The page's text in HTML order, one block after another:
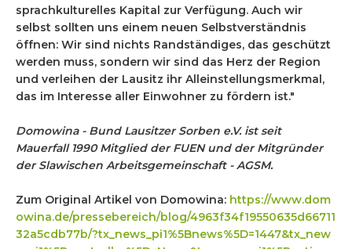
sprachkulturelles Kapital zur Verfügung. Auch wir
selbst sollten uns einem neuen Selbstverständnis
öffnen: Wir sind nichts Randständiges, das geschützt
werden muss, sondern wir sind das Herz der Region
und verleihen der Lausitz ihr Alleinstellungsmerkmal,
das im Interesse aller Einwohner zu fördern ist."
Domowina - Bund Lausitzer Sorben e.V. ist seit
Mauerfall 1990 Mitglied der FUEN und der Mitgründer
der Slawischen Arbeitsgemeinschaft - AGSM.
Zum Original Artikel von Domowina: https://www.dom
owina.de/pressebereich/blog/4963f34f19550635d66711
32a5cdb77b/?tx_news_pi1%5Bnews%5D=1447&tx_new